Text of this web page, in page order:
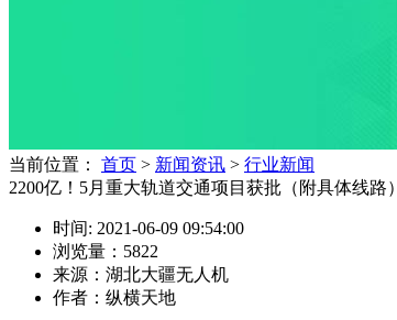
当前位置： 首页 > 新闻资讯 > 行业新闻
2200亿！5月重大轨道交通项目获批（附具体线路）
时间: 2021-06-09 09:54:00
浏览量：5822
来源：湖北大疆无人机
作者：纵横天地